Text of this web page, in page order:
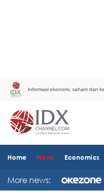
Informasi ekonomi, saham dan
Home News Economics
More news: